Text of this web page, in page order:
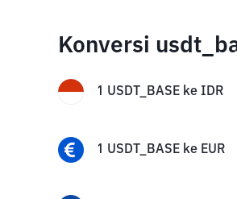
Konversi
1 USDT_BASE ke IDR
1 USDT_BASE ke EUR